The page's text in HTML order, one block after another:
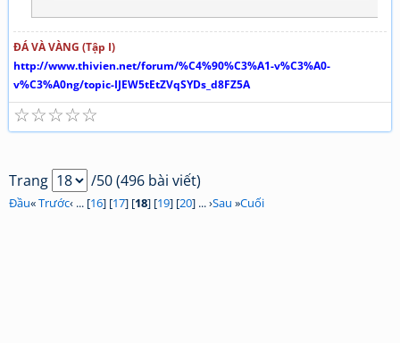
ĐÁ VÀ VÀNG (Tập I)
http://www.thivien.net/forum/%C4%90%C3%A1-v%C3%A0-
v%C3%A0ng/topic-IJEW5tEtZVqSYDs_d8FZ5A
☆
☆
☆
☆
☆
Trang /50 (496 bài viết)
Đầu«Trước‹ ... [16] [17] [18] [19] [20] ... ›Sau »Cuối